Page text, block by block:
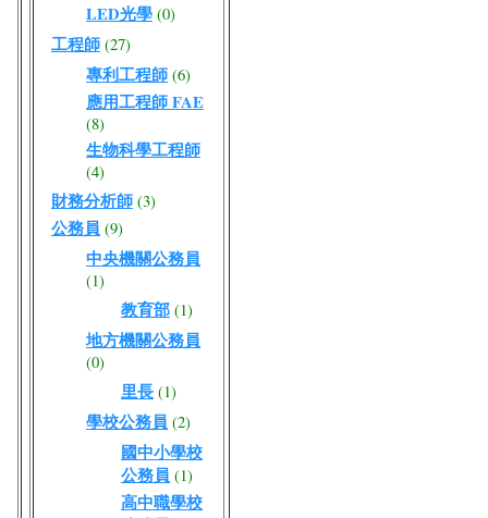
LED光學 (0)
工程師 (27)
專利工程師 (6)
應用工程師 FAE
(8)
生物科學工程師
(4)
財務分析師 (3)
公務員 (9)
中央機關公務員
(1)
教育部 (1)
地方機關公務員
(0)
里長 (1)
學校公務員 (2)
國中小學校
公務員 (1)
高中職學校